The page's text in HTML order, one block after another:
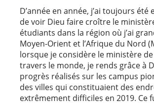
D’année en année, j’ai toujours été
de voir Dieu faire croître le
étudiants dans la région où j’ai
Moyen-Orient et l’Afrique du Nord
lorsque je considère le ministère de
travers le monde, je rends grâce à
progrès réalisés sur les campus
des villes qui constituaient des
extrêmement difficiles en 2019. Ce